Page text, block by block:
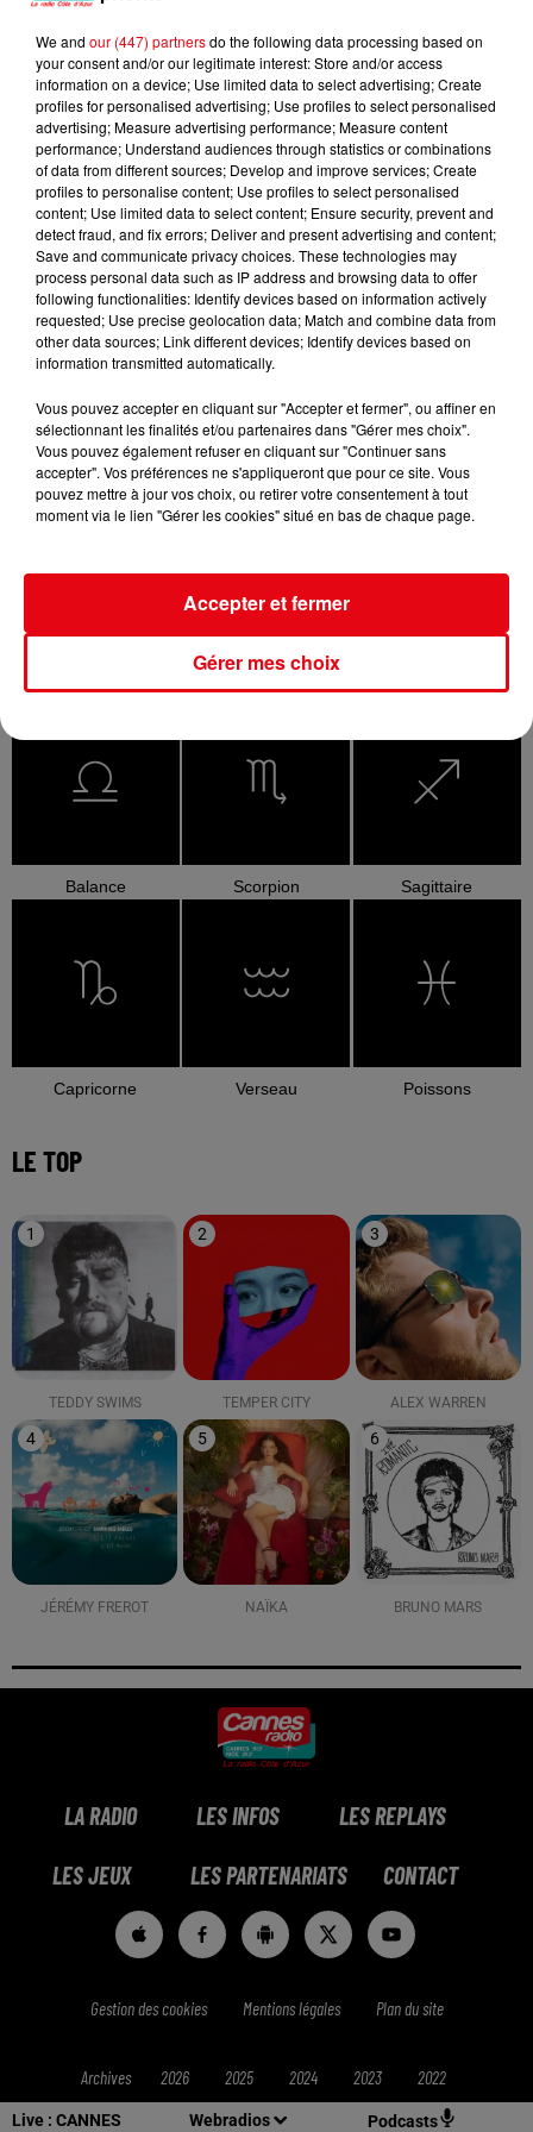
Live : CANNES Webradios Podcasts
Right Now
ELSA ESNOULT ET
Danser Encore
Stumblin' In
L'HOROSCOPE
Bélier Taureau Gémeaux
Cancer Lion Vierge
Balance Scorpion Sagittaire
Capricorne Verseau Poissons
LE TOP
1
TEDDY SWIMS
2
TEMPER CITY
3
ALEX WARREN
4
JÉRÉMY FREROT
5
NAÏKA
6
BRUNO MARS
LA RADIO LES INFOS LES REPLAYS
LES JEUX LES PARTENARIATS CONTACT
Gestion des cookies Mentions légales Plan du site
Archives 2026 2025 2024 2023 2022
We and our (447) partnersdo the following data processing based on
your consent and/or our legitimate interest: Store and/or access
information on a device; Use limited data to select advertising; Create
profiles for personalised advertising; Use profiles to select personalised
advertising; Measure advertising performance; Measure content
performance; Understand audiences through statistics or combinations
of data from different sources; Develop and improve services; Create
profiles to personalise content; Use profiles to select personalised
content; Use limited data to select content; Ensure security, prevent and
detect fraud, and fix errors; Deliver and present advertising and content;
Save and communicate privacy choices. These technologies may
process personal data such as IP address and browsing data to offer
following functionalities: Identify devices based on information actively
requested; Use precise geolocation data; Match and combine data from
other data sources; Link different devices; Identify devices based on
information transmitted automatically.
Vous pouvez accepter en cliquant sur "Accepter et fermer", ou affiner en
sélectionnant les finalités et/ou partenaires dans "Gérer mes choix".
Vous pouvez également refuser en cliquant sur "Continuer sans
accepter". Vos préférences ne s'appliqueront que pour ce site. Vous
pouvez mettre à jour vos choix, ou retirer votre consentement à tout
moment via le lien "Gérer les cookies" situé en bas de chaque page.
Gérer mes choix
Accepter et fermer